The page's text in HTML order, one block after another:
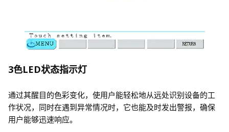
3色LED状态指示灯
通过其醒目的色彩变化，使用户能轻松地从远处识别设备的工
作状况，同时在遇到异常情况时，它也能及时发出警报，确保
用户能够迅速响应。